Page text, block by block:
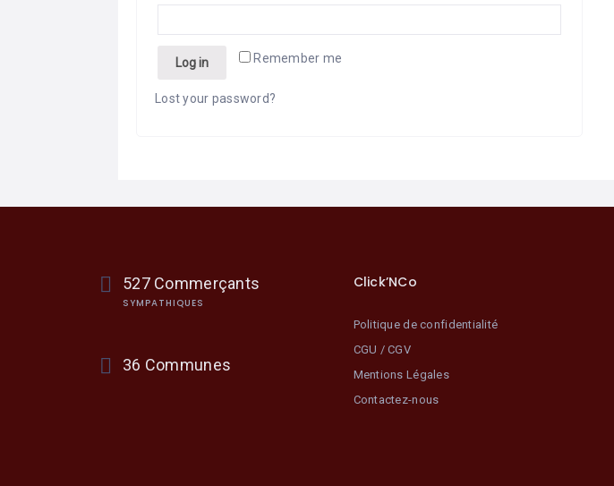
Remember me
Log in
Lost your password?
527 Commerçants
SYMPATHIQUES
36 Communes
Click’NCo
Politique de confidentialité
CGU / CGV
Mentions Légales
Contactez-nous